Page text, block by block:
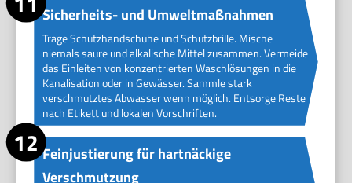
Sicherheits- und Umweltmaßnahmen
Trage Schutzhandschuhe und Schutzbrille. Mische
niemals saure und alkalische Mittel zusammen. Vermeide
das Einleiten von konzentrierten Waschlösungen in die
Kanalisation oder in Gewässer. Sammle stark
verschmutztes Abwasser wenn möglich. Entsorge Reste
nach Etikett und lokalen Vorschriften.
Feinjustierung für hartnäckige
Verschmutzung